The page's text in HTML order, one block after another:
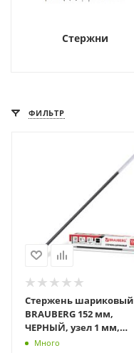
Стержни
ФИЛЬТР
Стержень шариковый
BRAUBERG 152 мм,
ЧЕРНЫЙ, узел 1 мм,
линия письма 0,5 мм,
Много